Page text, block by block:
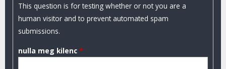
This question is for testing whether or not you are a
human visitor and to prevent automated spam
submissions.
nulla meg kilenc *